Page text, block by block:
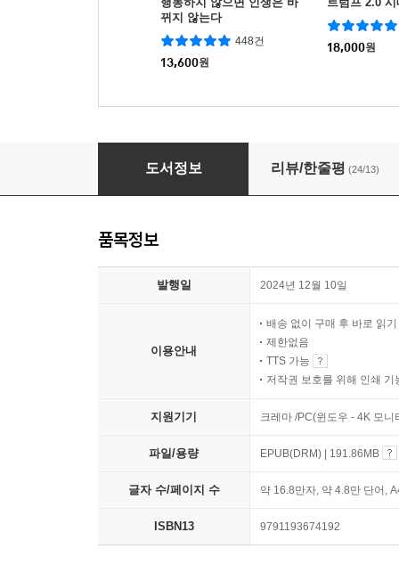
뀌지 않는다
448건
13,600원
18,000원
AI 2025 트렌드&활용백과
도서정보 리뷰/한줄평 (24/13)
품목정보
발행일 2024년 12월 10일
이용안내
배송 없이 구매 후 바로 읽기
제한없음
TTS 가능
저작권 보호를 위해 인쇄 기
지원기기 크레마 /PC(윈도우 - 4K 모
파일/용량 EPUB(DRM) | 191.86MB
글자 수/페이지 수 약 16.8만자, 약 4.8만 단어,
ISBN13 9791193674192